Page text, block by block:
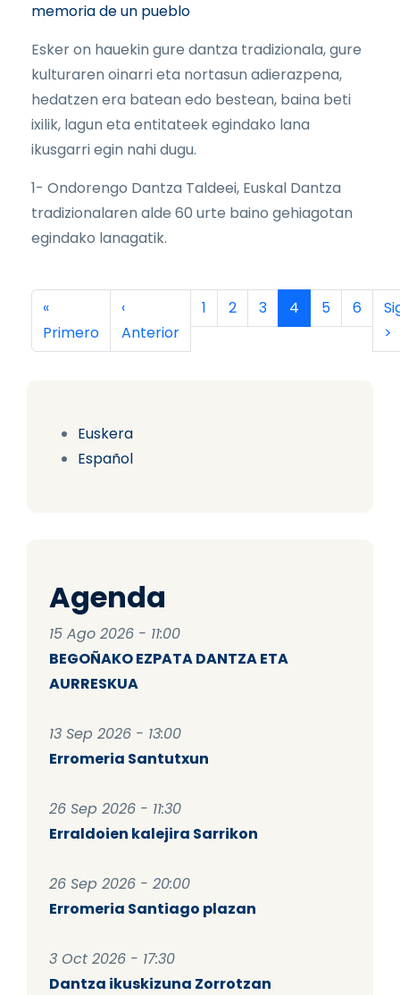
Euskera
Español
Agenda
15 Ago 2026 - 11:00
BEGOÑAKO EZPATA DANTZA ETA
AURRESKUA
13 Sep 2026 - 13:00
Erromeria Santutxun
26 Sep 2026 - 11:30
Erraldoien kalejira Sarrikon
26 Sep 2026 - 20:00
Erromeria Santiago plazan
3 Oct 2026 - 17:30
Dantza ikuskizuna Zorrotzan
memoria de un pueblo
Esker on hauekin gure dantza tradizionala, gure
kulturaren oinarri eta nortasun adierazpena,
hedatzen era batean edo bestean, baina beti
ixilik, lagun eta entitateek egindako lana
ikusgarri egin nahi dugu.
1- Ondorengo Dantza Taldeei, Euskal Dantza
tradizionalaren alde 60 urte baino gehiagotan
egindako lanagatik.
Paginación
Primera página
«
Primero
Página anterior
‹
Anterior
Página
1 Página
2 Página
3 Página actual
4 Página
5 Página
6
>